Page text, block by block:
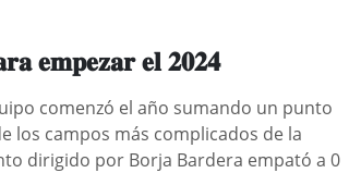
𝐞𝐦𝐩𝐞𝐳𝐚𝐫 𝐞𝐥 𝟐𝟎𝟐𝟒
comenzó el año sumando un punto
los campos más complicados de la
dirigido por Borja Bardera empató a 0